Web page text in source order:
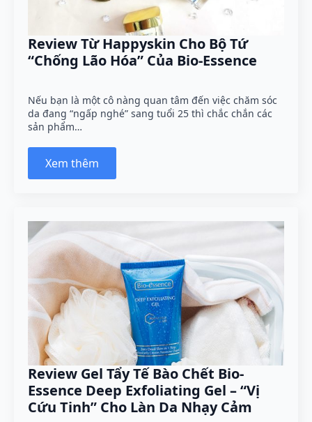
Review Từ Happyskin Cho Bộ Tứ
“Chống Lão Hóa” Của Bio-Essence
Nếu bạn là một cô nàng quan tâm đến việc chăm sóc
da đang “ngấp nghé” sang tuổi 25 thì chắc chắn các
sản phẩm…
Xem thêm
Review Gel Tẩy Tế Bào Chết Bio-
Essence Deep Exfoliating Gel – “Vị
Cứu Tinh” Cho Làn Da Nhạy Cảm